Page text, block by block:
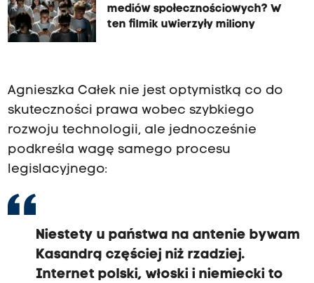
mediów społecznościowych? W
ten filmik uwierzyły miliony
Agnieszka Całek nie jest optymistką co do
skuteczności prawa wobec szybkiego
rozwoju technologii, ale jednocześnie
podkreśla wagę samego procesu
legislacyjnego:
Niestety u państwa na antenie bywam
Kasandrą częściej niż rzadziej.
Internet polski, włoski i niemiecki to